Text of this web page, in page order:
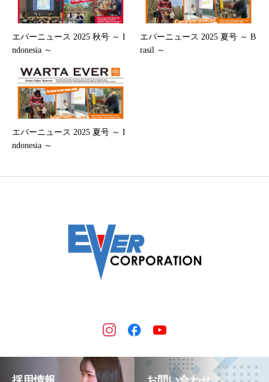
エバーニュース 2025 秋号 ～ I
ndonesia ～
エバーニュース 2025 夏号 ～ B
rasil ～
エバーニュース 2025 夏号 ～ I
ndonesia ～